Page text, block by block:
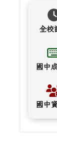
全校
國中
國中